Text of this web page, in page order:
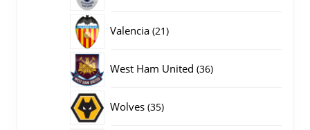
Valencia 2121
West Ham United 3636
Wolves 3535